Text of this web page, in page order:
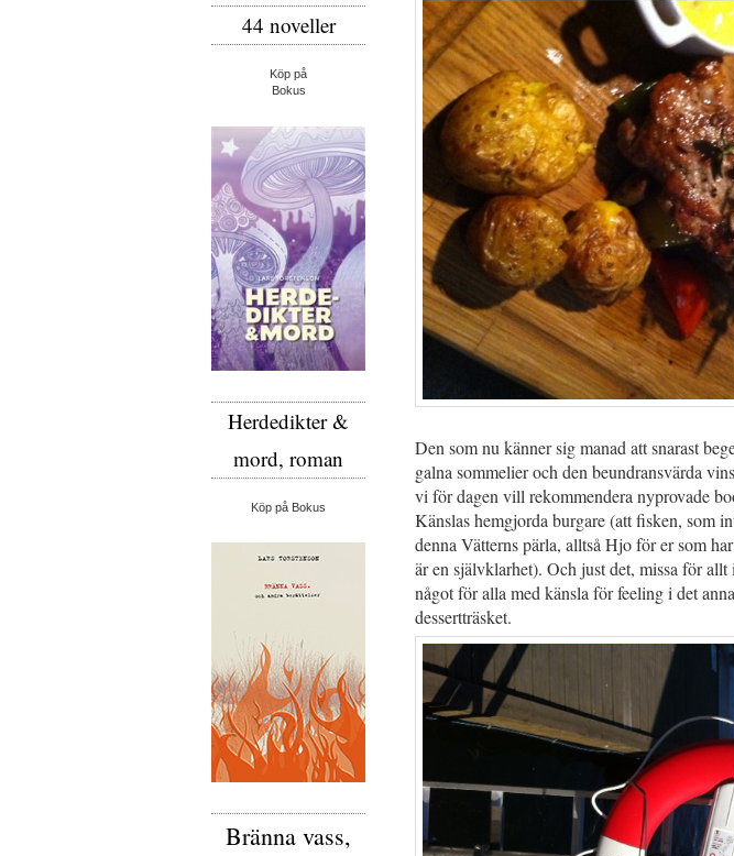
Den som nu känner sig manad att snarast
galna sommelier och den beundransvärda
vi för dagen vill rekommendera nyprovade
Känslas hemgjorda burgare (att fisken, som
denna Vätterns pärla, alltså Hjo för er som
är en självklarhet). Och just det, missa för
något för alla med känsla för feeling i det
dessertträsket.
44 noveller
Köp på
Bokus
Herdedikter &
mord, roman
Köp på Bokus
Bränna vass,